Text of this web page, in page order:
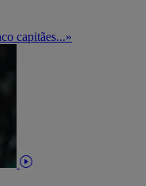
capitães...»